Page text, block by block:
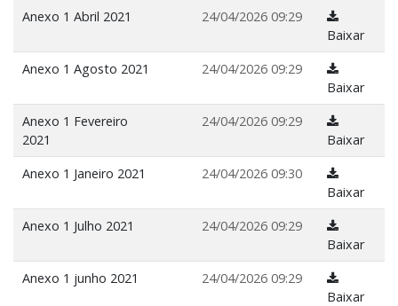
Anexo 1 Abril 2021
24/04/2026 09:29
Baixar
Anexo 1 Agosto 2021
24/04/2026 09:29
Baixar
Anexo 1 Fevereiro
2021
24/04/2026 09:29
Baixar
Anexo 1 Janeiro 2021
24/04/2026 09:30
Baixar
Anexo 1 Julho 2021
24/04/2026 09:29
Baixar
Anexo 1 junho 2021
24/04/2026 09:29
Baixar